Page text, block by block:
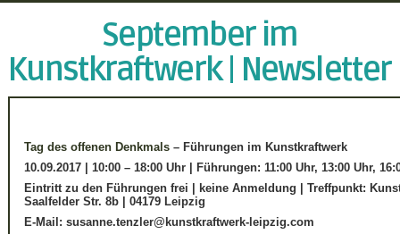
September im
Kunstkraftwerk | Newsletter
Tag des offenen Denkmals – Führungen im Kunstkraftwerk
10.09.2017 | 10:00 – 18:00 Uhr | Führungen: 11:00 Uhr, 13:00 Uhr,
Eintritt zu den Führungen frei | keine Anmeldung | Treffpunkt:
Saalfelder Str. 8b | 04179 Leipzig
E-Mail: susanne.tenzler@kunstkraftwerk-leipzig.com